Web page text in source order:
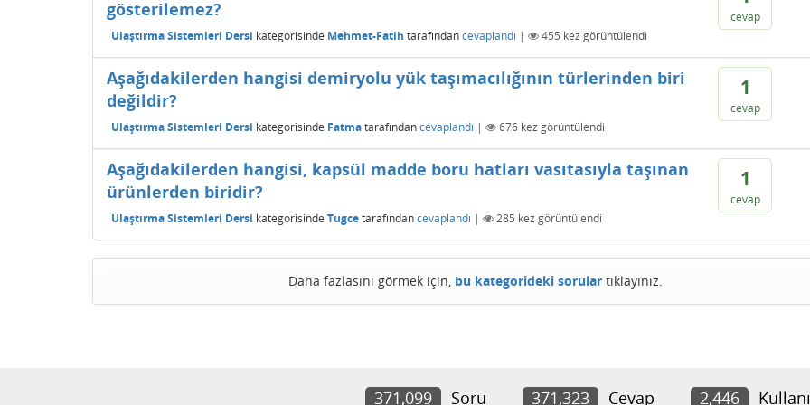
cevap
gösterilemez?
Ulaştırma Sistemleri Dersi kategorisinde Mehmet-Fatih tarafındancevaplandı | 455 kez görüntülendi
1
cevap
Aşağıdakilerden hangisi demiryolu yük taşımacılığının türlerinden biri
değildir?
Ulaştırma Sistemleri Dersi kategorisinde Fatmatarafındancevaplandı | 676 kez görüntülendi
1
cevap
Aşağıdakilerden hangisi, kapsül madde boru hatları vasıtasıyla taşınan
ürünlerden biridir?
Ulaştırma Sistemleri Dersi kategorisinde Tugcetarafındancevaplandı | 285 kez görüntülendi
Daha fazlasını görmek için, bu kategorideki sorulartıklayınız.
371,099 Soru 371,323 Cevap 2,446